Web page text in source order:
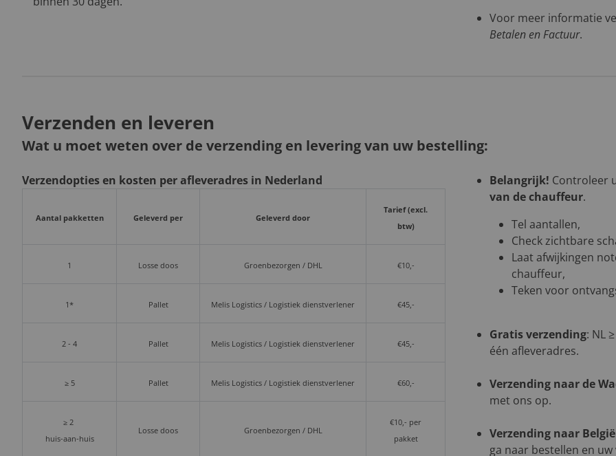
Voor meer informatie
Betalen en Factuur.
Verzenden en leveren
Wat u moet weten over de verzending en levering van uw bestelling:
Verzendopties en kosten per afleveradres in Nederland
Aantal pakketten Geleverd per Geleverd door
Tarief (excl.
btw)
1 Losse doos Groenbezorgen / DHL €10,-
1* Pallet Melis Logistics / Logistiek dienstverlener €45,-
2 - 4 Pallet Melis Logistics / Logistiek dienstverlener €45,-
≥ 5 Pallet Melis Logistics / Logistiek dienstverlener €60,-
≥ 2
huis-aan-huis
Losse doos Groenbezorgen / DHL
€10,- per
pakket
Belangrijk! Controleer
van de chauffeur.
Tel aantallen,
Check zichtbare
Laat afwijkingen
chauffeur,
Teken voor
Gratis verzending: NL
één afleveradres.
Verzending naar de
met ons op.
Verzending naar België
ga naar bestellen en